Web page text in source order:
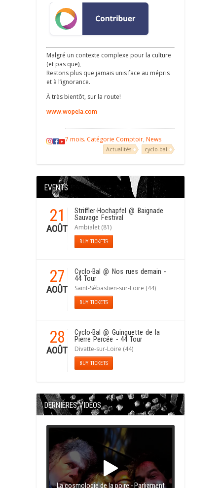
Malgré un contexte complexe pour la culture
(et pas que),
Restons plus que jamais unis face au mépris
et à l’ignorance.
À très bientôt, sur la route!
www.wopela.com
7 mois. Catégorie Comptoir,News
Actualités cyclo-bal
EVENTS
21
AOÛT
Striffler-Hochapfel @ Baignade
Sauvage Festival
Ambialet (81)
BUY TICKETS
27
AOÛT
Cyclo-Bal @ Nos rues demain -
44 Tour
Saint-Sébastien-sur-Loire (44)
BUY TICKETS
28
AOÛT
Cyclo-Bal @ Guinguette de la
Pierre Percée - 44 Tour
Divatte-sur-Loire (44)
BUY TICKETS
DERNIÈRES VIDÉOS
La cosmologie de la poire - Parliament